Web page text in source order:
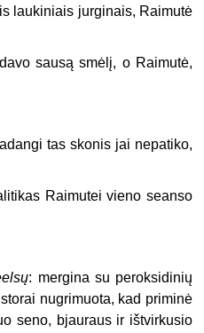
laukiniais jurginais, Raimutė
sausą smėlį, o Raimutė,
tas skonis jai nepatiko,
Raimutei vieno seanso
: mergina su peroksidinių
nugrimuota, kad priminė
seno, bjauraus ir ištvirkusio